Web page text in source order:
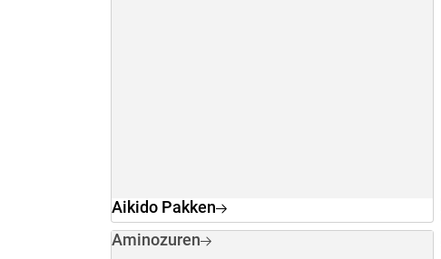
Aikido Pakken
Aminozuren